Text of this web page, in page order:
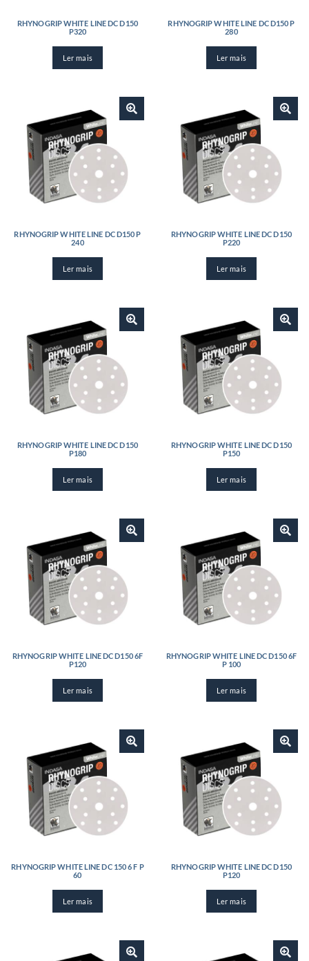
RHYNOGRIP WHITE LINE DC D150
P320
Ler mais
RHYNOGRIP WHITE LINE DC D150 P
280
Ler mais
RHYNOGRIP WHITE LINE DC D150 P
240
Ler mais
RHYNOGRIP WHITE LINE DC D150
P220
Ler mais
RHYNOGRIP WHITE LINE DC D150
P180
Ler mais
RHYNOGRIP WHITE LINE DC D150
P150
Ler mais
RHYNOGRIP WHITE LINE DC D150 6F
P120
Ler mais
RHYNOGRIP WHITE LINE DC D150 6F
P 100
Ler mais
RHYNOGRIP WHITE LINE DC 150 6 F P
60
Ler mais
RHYNOGRIP WHITE LINE DC D150
P120
Ler mais